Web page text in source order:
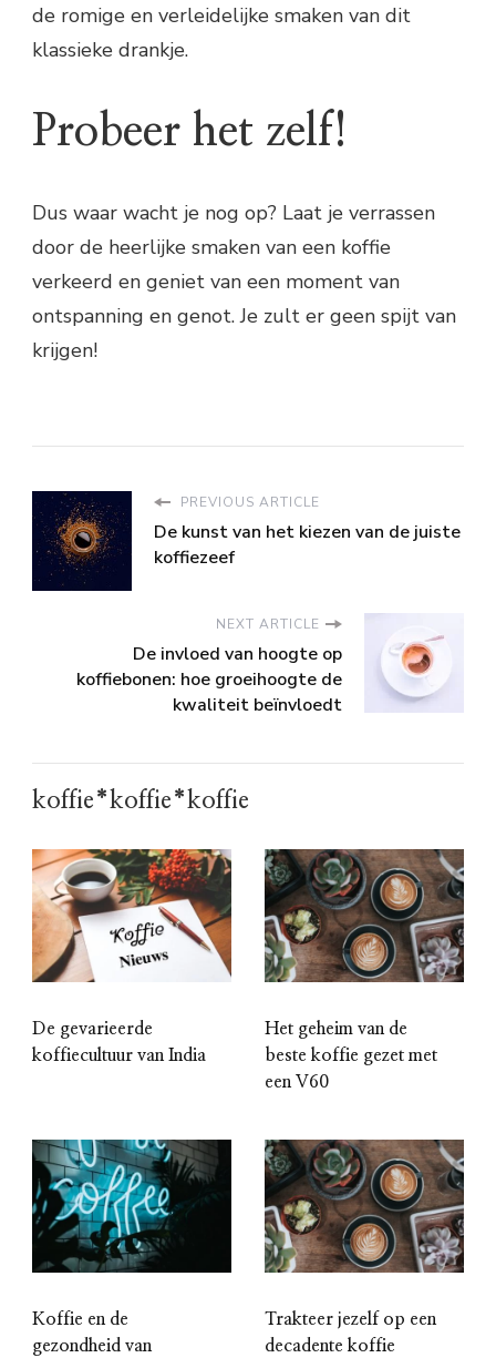
de romige en verleidelijke smaken van dit
klassieke drankje.
Probeer het zelf!
Dus waar wacht je nog op? Laat je verrassen
door de heerlijke smaken van een koffie
verkeerd en geniet van een moment van
ontspanning en genot. Je zult er geen spijt van
krijgen!
PREVIOUS ARTICLE
De kunst van het kiezen van de juiste
koffiezeef
NEXT ARTICLE
De invloed van hoogte op
koffiebonen: hoe groeihoogte de
kwaliteit beïnvloedt
koffie*koffie*koffie
De gevarieerde
koffiecultuur van India
Het geheim van de
beste koffie gezet met
een V60
Koffie en de
gezondheid van
Trakteer jezelf op een
decadente koffie